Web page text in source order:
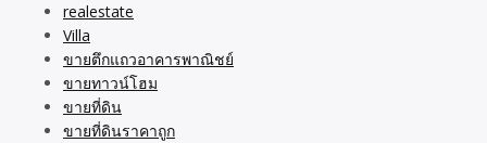
realestate
Villa
ขายตึกแถวอาคารพาณิชย์
ขายทาวน์โฮม
ขายที่ดิน
ขายที่ดินราคาถูก